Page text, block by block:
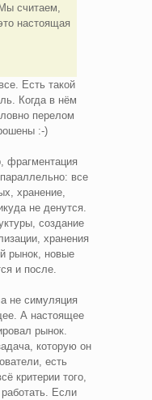
считаем,
настоящая
Есть такой
Когда в нём
перелом
:-)
фрагментация
все
хранение,
не денутся.
создание
хранения
рынок, новые
и после.
не симуляция
А настоящее
рынок.
которую он
есть
критерии того,
Если